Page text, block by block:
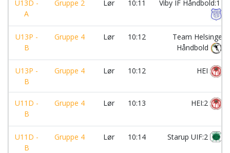
U13D -
A
Gruppe 2 Lør 10:11 Viby IF Håndbold:1
U13P -
B
Gruppe 4 Lør 10:12
Team Helsinge
Håndbold
U13P -
B
Gruppe 4 Lør 10:12 HEI
U11D -
B
Gruppe 4 Lør 10:13 HEI:2
U11D -
B
Gruppe 4 Lør 10:14 Starup UIF:2